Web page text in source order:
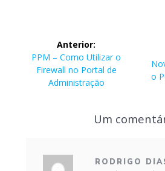
Navegação
Anterior:
Post
anterior:
PPM – Como Utilizar o
Firewall no Portal de
Administração
o
Um
RODRIGO